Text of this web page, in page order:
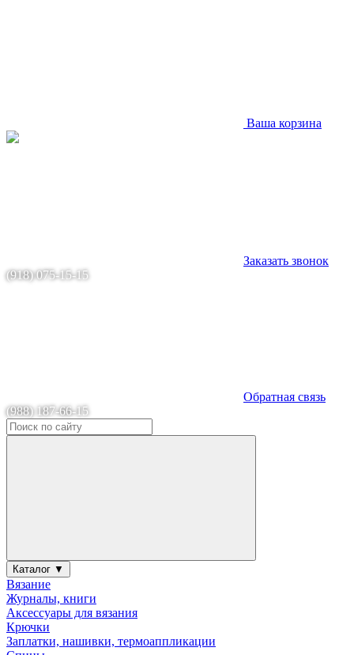
Ваша корзина
Заказать звонок
(918) 075-15-15
Обратная связь
(988) 187-66-15
Каталог ▼
Вязание
Журналы, книги
Аксессуары для вязания
Крючки
Заплатки, нашивки, термоаппликации